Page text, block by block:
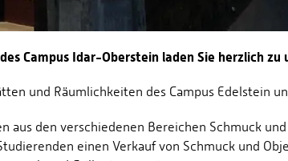
Campus Idar-Oberstein laden Sie herzlich zu
und Räumlichkeiten des Campus Edelstein
aus den verschiedenen Bereichen Schmuck
einen Verkauf von Schmuck und